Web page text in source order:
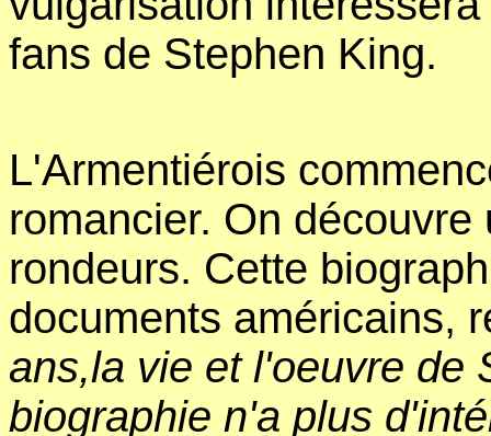
fans de Stephen King.
L'Armentiérois
romancier. On
rondeurs. Cette
documents américains,
ans,la vie et l'oeuvre de
biographie n'a plus